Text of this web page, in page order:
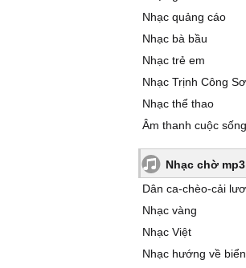
Nhạc quảng cáo
Nhạc bà bầu
Nhạc trẻ em
Nhạc Trịnh Công
Nhạc thể thao
Âm thanh cuộc sống
Nhạc chờ mp3
Dân ca-chèo-cải
Nhạc vàng
Nhạc Việt
Nhạc hướng về